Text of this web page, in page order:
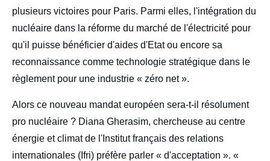
plusieurs victoires pour Paris. Parmi elles, l'intégration du
nucléaire dans la réforme du marché de l'électricité pour
qu'il puisse bénéficier d'aides d'Etat ou encore sa
reconnaissance comme technologie stratégique dans le
règlement pour une industrie « zéro net ».
Alors ce nouveau mandat européen sera-t-il résolument
pro nucléaire ? Diana Gherasim, chercheuse au centre
énergie et climat de l'Institut français des relations
internationales (Ifri) préfère parler « d'acceptation ». «